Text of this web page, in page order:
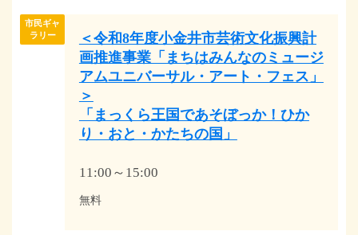
市民ギャ
ラリー
＜令和8年度小金井市芸術文化振興計
画推進事業「まちはみんなのミュージ
アムユニバーサル・アート・フェス」
＞
「まっくら王国であそぼっか！ひか
り・おと・かたちの国」
11:00～15:00
無料